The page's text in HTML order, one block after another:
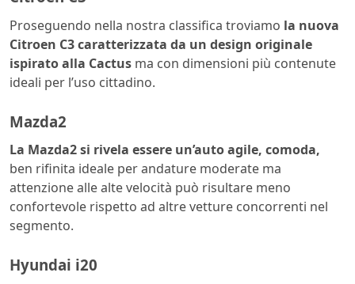
Proseguendo nella nostra classifica troviamo la nuova
Citroen C3 caratterizzata da un design originale
ispirato alla Cactus ma con dimensioni più contenute
ideali per l’uso cittadino.
Mazda2
La Mazda2 si rivela essere un’auto agile, comoda,
ben rifinita ideale per andature moderate ma
attenzione alle alte velocità può risultare meno
confortevole rispetto ad altre vetture concorrenti nel
segmento.
Hyundai i20